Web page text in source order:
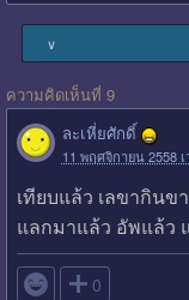
∨
ความคิดเห็นที่ 9
ละเหี่ยศักดิ์
11 พฤศจิกายน 2558 เ
เทียบแล้ว เลขากินข
แลกมาแล้ว อัพแล้ว
 0